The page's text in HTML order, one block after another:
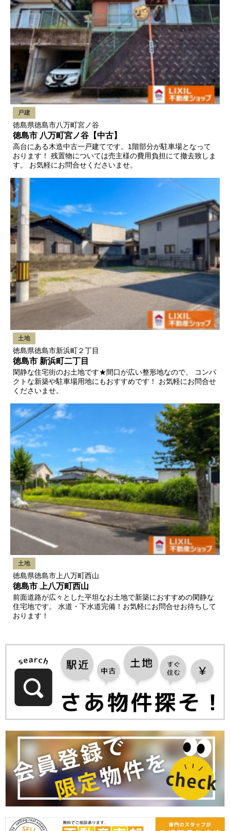
戸建
徳島県徳島市八万町宮ノ谷
徳島市 八万町宮ノ谷【中古】
高台にある木造中古一戸建てです。1階部分が駐車場となって
おります！ 残置物については売主様の費用負担にて撤去致しま
す。 お気軽にお問合せくださいませ。
土地
徳島県徳島市新浜町２丁目
徳島市 新浜町二丁目
閑静な住宅街のお土地です★間口が広い整形地なので、 コンパ
クトな新築や駐車場用地にもおすすめです！ お気軽にお問合せ
くださいませ。
土地
徳島県徳島市上八万町西山
徳島市 上八万町西山
前面道路が広々とした平坦なお土地で新築におすすめの閑静な
住宅地です。 水道・下水道完備！お気軽にお問合せお待ちして
おります！